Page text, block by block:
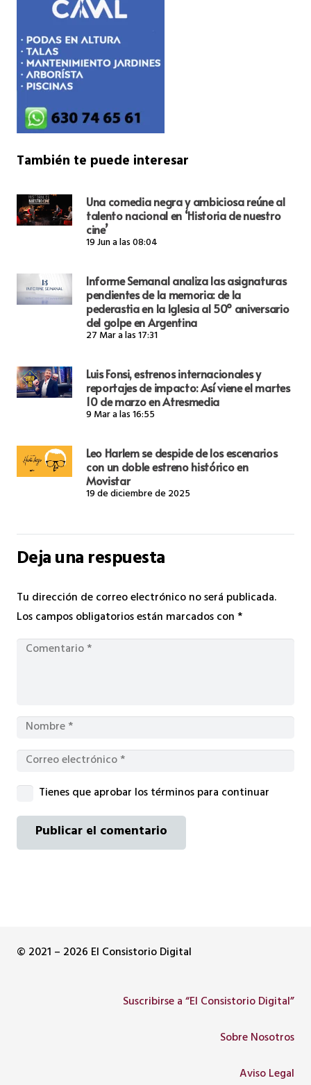
También te puede interesar
Una comedia negra y ambiciosa reúne al
talento nacional en ‘Historia de nuestro
cine’
19 Jun a las 08:04
Informe Semanal analiza las asignaturas
pendientes de la memoria: de la
pederastia en la Iglesia al 50º aniversario
del golpe en Argentina
27 Mar a las 17:31
Luis Fonsi, estrenos internacionales y
reportajes de impacto: Así viene el martes
10 de marzo en Atresmedia
9 Mar a las 16:55
Leo Harlem se despide de los escenarios
con un doble estreno histórico en
Movistar
19 de diciembre de 2025
Deja una respuesta
Tu dirección de correo electrónico no será publicada.
Los campos obligatorios están marcados con*
Tienes que aprobar los términos para continuar
Publicar el comentario
© 2021 – 2026 El Consistorio Digital
Suscribirse a “El Consistorio Digital”
Sobre Nosotros
Aviso Legal